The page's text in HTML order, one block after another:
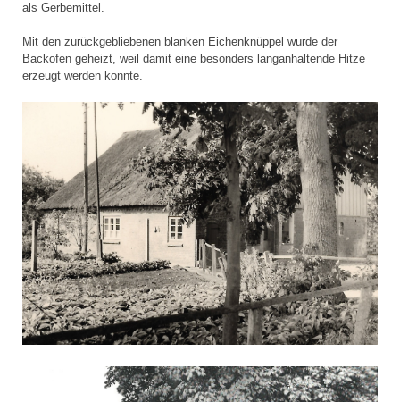
als Gerbemittel.
Mit den zurückgebliebenen blanken Eichenknüppel wurde der
Backofen geheizt, weil damit eine besonders langanhaltende Hitze
erzeugt werden konnte.